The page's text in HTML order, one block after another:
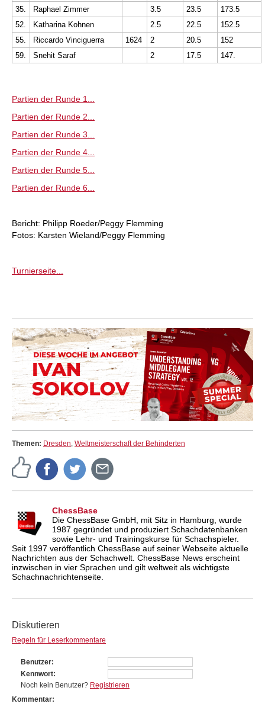
35.
Raphael Zimmer 3.5 23.5
173.5
52.
Katharina Kohnen 2.5 22.5
152.5
55.
Riccardo Vinciguerra 1624 2 20.5
152
59.
Snehit Saraf 2 17.5 147.
Partien der Runde 1...
Partien der Runde 2...
Partien der Runde 3...
Partien der Runde 4...
Partien der Runde 5...
Partien der Runde 6...
Bericht: Philipp Roeder/Peggy Flemming
Fotos: Karsten Wieland/Peggy Flemming
Turnierseite...
Themen: Dresden, Weltmeisterschaft der Behinderten
ChessBase
Die ChessBase GmbH, mit Sitz in Hamburg, wurde
1987 gegründet und produziert Schachdatenbanken
sowie Lehr- und Trainingskurse für Schachspieler.
Seit 1997 veröffentlich ChessBase auf seiner Webseite aktuelle
Nachrichten aus der Schachwelt. ChessBase News erscheint
inzwischen in vier Sprachen und gilt weltweit als wichtigste
Schachnachrichtenseite.
Diskutieren
Regeln für Leserkommentare
Benutzer
Kennwort
Noch kein Benutzer? Registrieren
Kommentar